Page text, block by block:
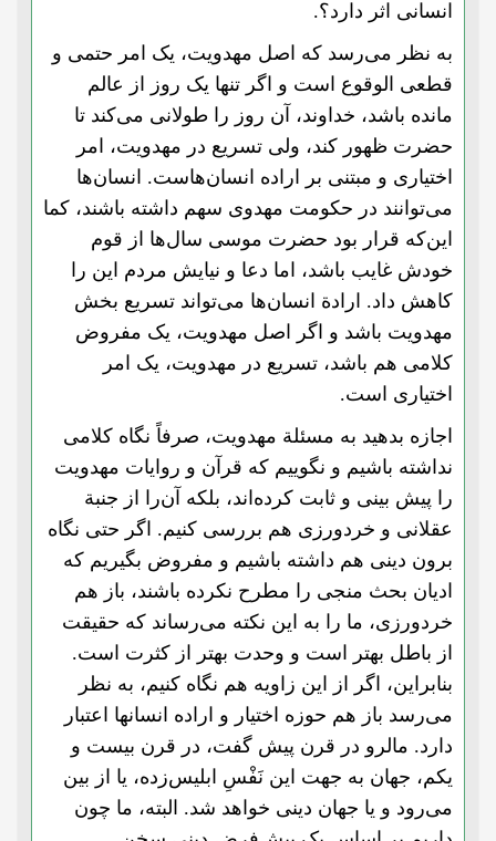
انسانی اثر دارد؟.
به نظر می‌رسد که اصل مهدویت، یک امر حتمی و
قطعی الوقوع است و اگر تنها یک روز از عالم
مانده باشد، خداوند، آن روز را طولانی می‌کند تا
حضرت ظهور کند، ولی تسریع در مهدویت، امر
اختیاری و مبتنی بر اراده انسان‌هاست. انسان‌ها
می‌توانند در حکومت مهدوی سهم داشته باشند، کما
این‌که قرار بود حضرت موسی سال‌ها از قوم
خودش غایب باشد، اما دعا و نیایش مردم این را
کاهش داد. ارادة‌ انسان‌ها می‌تواند تسریع بخش
مهدویت باشد و اگر اصل مهدویت، یک مفروض
کلامی هم باشد، تسریع در مهدویت، یک امر
اختیاری است.
اجازه بدهید به مسئلة مهدویت، صرفاً نگاه کلامی
نداشته باشیم و نگوییم که قرآن و روایات مهدویت
را پیش بینی و ثابت کرده‌‌اند، بلکه آن‌را از جنبة
عقلانی و خرد‌ورزی هم بررسی کنیم. اگر حتی نگاه
برون دینی هم داشته باشیم و مفروض بگیریم که
ادیان بحث منجی را مطرح نکرده باشند، باز هم
خردورزی، ما را به این نکته می‌رساند که حقیقت
از باطل بهتر است و وحدت بهتر از کثرت است.
بنابراین، اگر از این زاویه هم نگاه کنیم، به نظر
می‌رسد باز هم حوزه اختیار و اراده انسانها اعتبار
دارد. مالرو در قرن پیش گفت، در قرن بیست و
یکم، جهان به جهت این نَفْسِ ابلیس‌زده، یا از بین
می‌رود و یا جهان دینی خواهد شد. البته، ما چون